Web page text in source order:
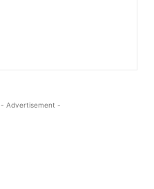
- Advertisement -